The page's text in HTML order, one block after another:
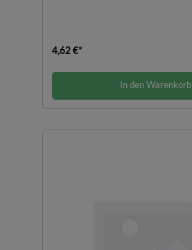
4,62 €*
In den Warenkorb